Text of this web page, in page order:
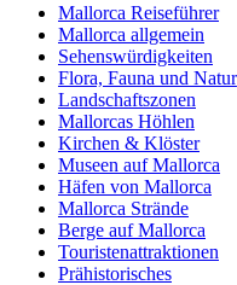
Mallorca Reiseführer
Mallorca allgemein
Sehenswürdigkeiten
Flora, Fauna und Natur
Landschaftszonen
Mallorcas Höhlen
Kirchen & Klöster
Museen auf Mallorca
Häfen von Mallorca
Mallorca Strände
Berge auf Mallorca
Touristenattraktionen
Prähistorisches